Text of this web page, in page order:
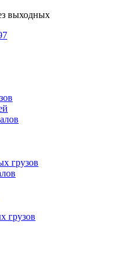
выходных
грузов
грузов